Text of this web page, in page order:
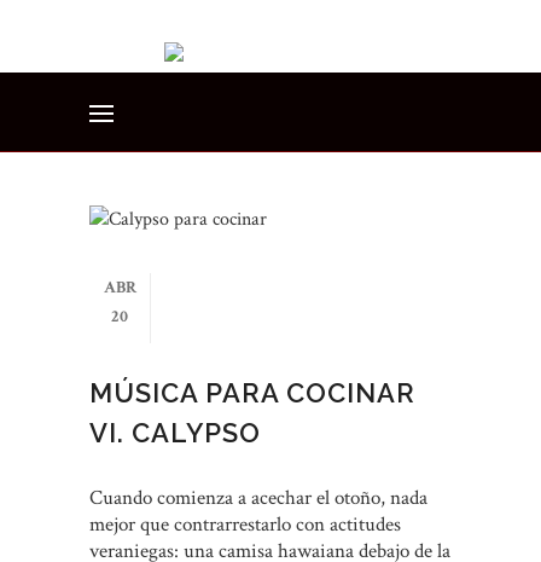
ABR
20
MÚSICA PARA COCINAR
VI. CALYPSO
Cuando comienza a acechar el otoño, nada
mejor que contrarrestarlo con actitudes
veraniegas: una camisa hawaiana debajo de la